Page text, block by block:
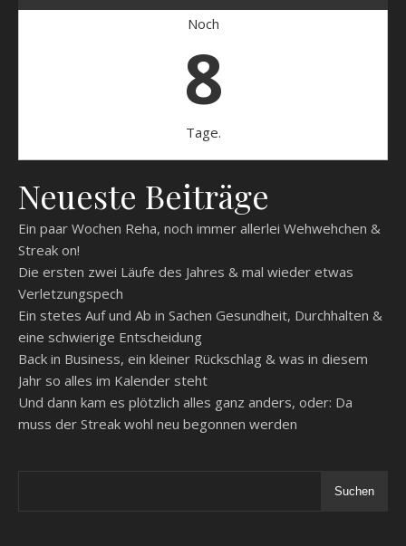
Noch
8
Tage.
Neueste Beiträge
Ein paar Wochen Reha, noch immer allerlei Wehwehchen &
Streak on!
Die ersten zwei Läufe des Jahres & mal wieder etwas
Verletzungspech
Ein stetes Auf und Ab in Sachen Gesundheit, Durchhalten &
eine schwierige Entscheidung
Back in Business, ein kleiner Rückschlag & was in diesem
Jahr so alles im Kalender steht
Und dann kam es plötzlich alles ganz anders, oder: Da
muss der Streak wohl neu begonnen werden
Suchen